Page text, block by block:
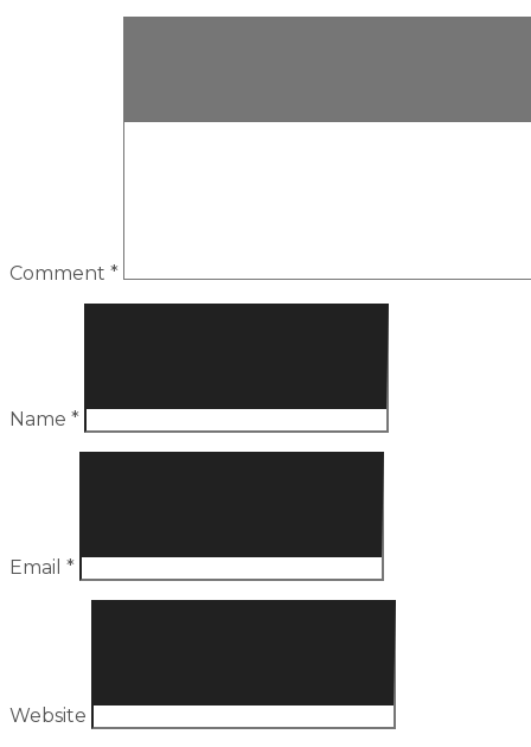
Comment *
Name *
Email *
Website